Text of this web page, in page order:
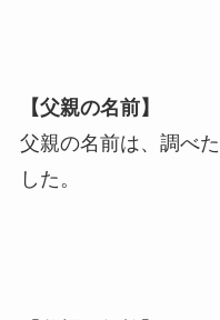
【父親の名前】
父親の名前は、調べ
した。